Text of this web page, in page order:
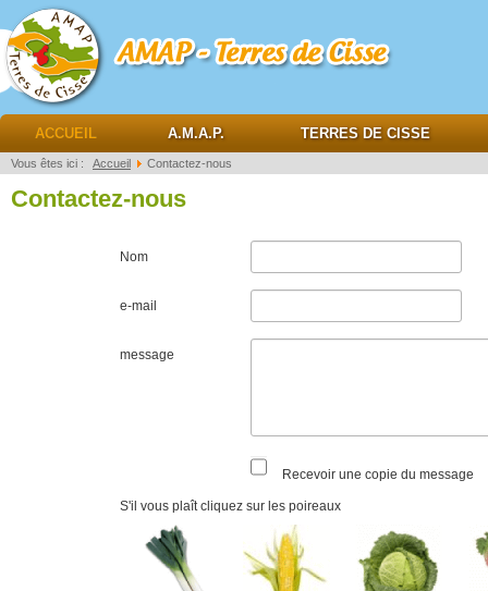
AMAP Terres de cisse
ACCUEIL A.M.A.P. TERRES DE CISSE
Vous êtes ici : Accueil Contactez-nous
Contactez-nous
Nom
e-mail
message
Recevoir une copie du message
S'il vous plaît cliquez sur les poireaux